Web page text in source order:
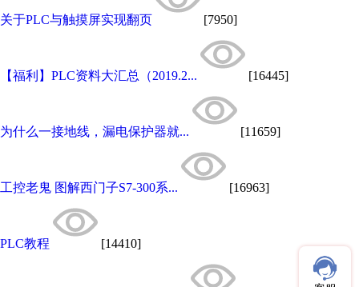
关于PLC与触摸屏实现翻页 [7950]
【福利】PLC资料大汇总（2019.2... [16445]
为什么一接地线，漏电保护器就... [11659]
工控老鬼 图解西门子S7-300系... [16963]
PLC教程 [14410]